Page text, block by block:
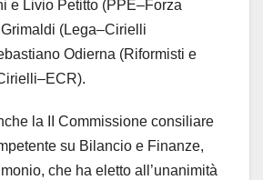
e Livio Petitto (PPE–Forza
(Lega–Cirielli
Odierna (Riformisti e
la II Commissione consiliare
su Bilancio e Finanze,
che ha eletto all’unanimità